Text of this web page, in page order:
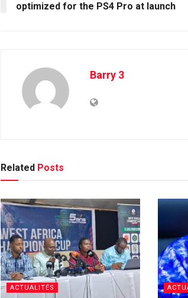
optimized for the PS4 Pro at launch
Barry 3
Related Posts
ACTUALITÉS